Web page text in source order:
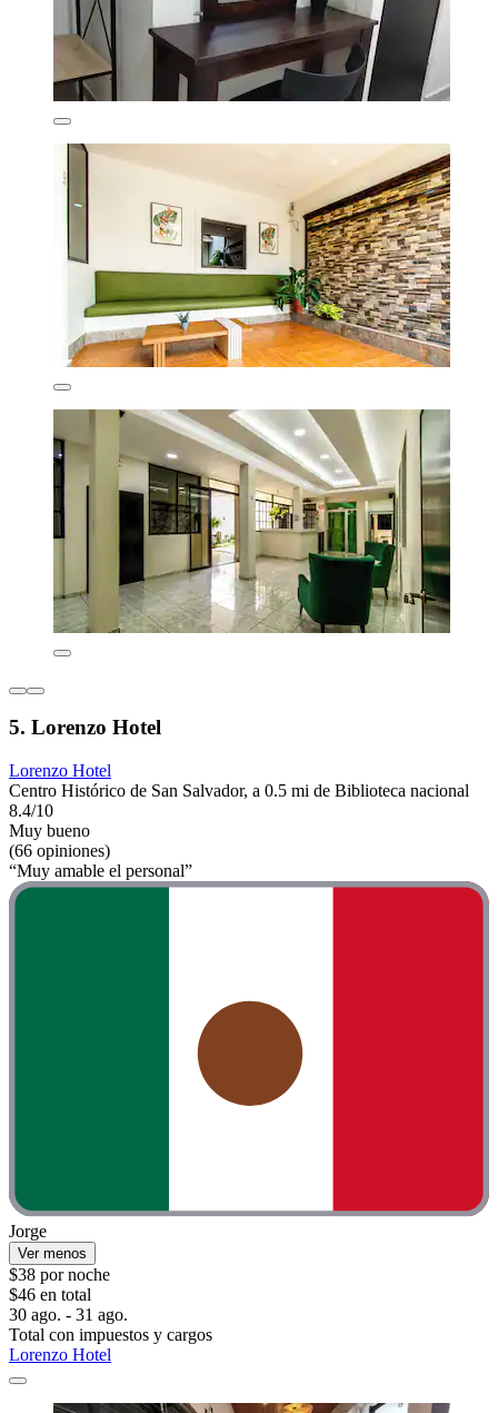
5. Lorenzo Hotel
Lorenzo Hotel
Centro Histórico de San Salvador, a 0.5 mi de Biblioteca nacional
8.4/10
Muy bueno
(66 opiniones)
“Muy amable el personal”
Jorge
Ver menos
$38 por noche
$46 en total
30 ago. - 31 ago.
Total con impuestos y cargos
Lorenzo Hotel